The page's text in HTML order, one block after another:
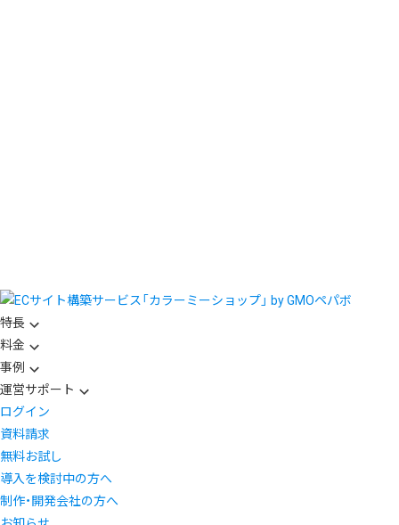
特長
料金
事例
運営サポート
ログイン
資料請求
無料お試し
導入を検討中の方へ
制作・開発会社の方へ